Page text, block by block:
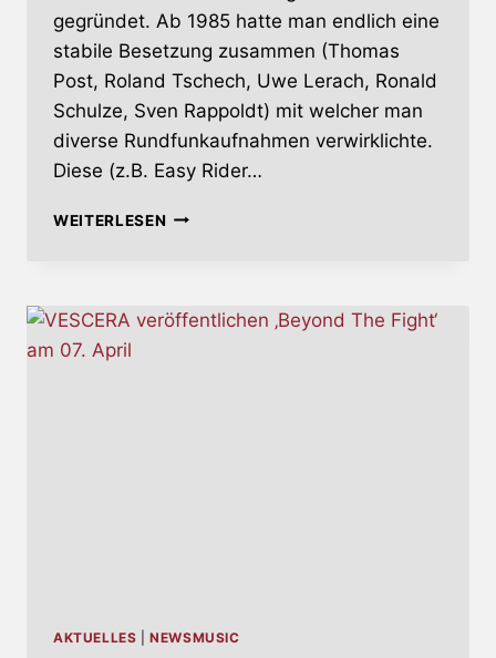
gegründet. Ab 1985 hatte man endlich eine
stabile Besetzung zusammen (Thomas
Post, Roland Tschech, Uwe Lerach, Ronald
Schulze, Sven Rappoldt) mit welcher man
diverse Rundfunkaufnahmen verwirklichte.
Diese (z.B. Easy Rider…
WEITERLESENMETALL
07.
AKTUELLES |NEWSMUSIC